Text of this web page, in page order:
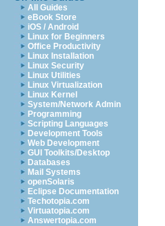
All Guides
eBook Store
iOS / Android
Linux for Beginners
Office Productivity
Linux Installation
Linux Security
Linux Utilities
Linux Virtualization
Linux Kernel
System/Network Admin
Programming
Scripting Languages
Development Tools
Web Development
GUI Toolkits/Desktop
Databases
Mail Systems
openSolaris
Eclipse Documentation
Techotopia.com
Virtuatopia.com
Answertopia.com